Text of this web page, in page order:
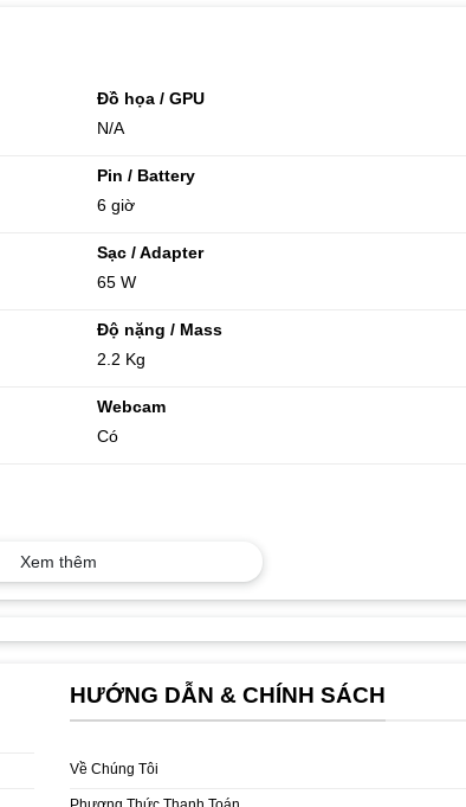
Đồ họa / GPU
N/A
Pin / Battery
6 giờ
Sạc / Adapter
65 W
Độ nặng / Mass
2.2 Kg
Webcam
Có
dây
trước
Xem thêm
HƯỚNG DẪN & CHÍNH SÁCH
Về Chúng Tôi